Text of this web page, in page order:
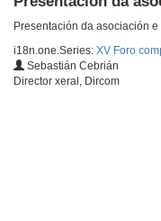
Presentación da asociación
i18n.one.Series: XV Foro
Sebastián Cebrián
Director xeral, Dircom